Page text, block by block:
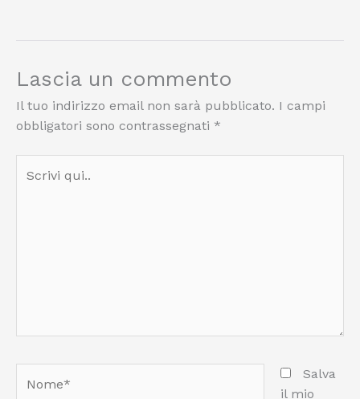
Lascia un commento
Il tuo indirizzo email non sarà pubblicato. I campi
obbligatori sono contrassegnati *
qui..
Salva
il mio